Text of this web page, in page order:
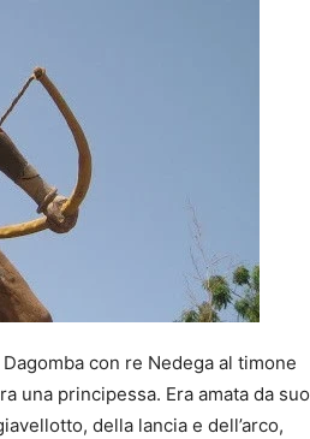
con re Nedega al timone
una principessa. Era amata da suo
della lancia e dell’arco,